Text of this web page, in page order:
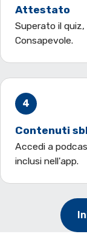
Attestato
Superato il
Consapevole.
4
Contenuti
Accedi a
inclusi nell'app.